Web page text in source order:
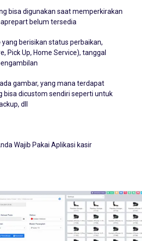
bisa digunakan saat memperkirakan
belum tersedia
yang berisikan status perbaikan,
Pick Up, Home Service), tanggal
gambar, yang mana terdapat
bisa dicustom sendiri seperti untuk
dll
Wajib Pakai Aplikasi kasir